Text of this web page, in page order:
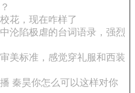
花，现在咋样了
沦陷极虐的台词语录，强烈
美标准，感觉穿礼服和西装
秦昊你怎么可以这样对你